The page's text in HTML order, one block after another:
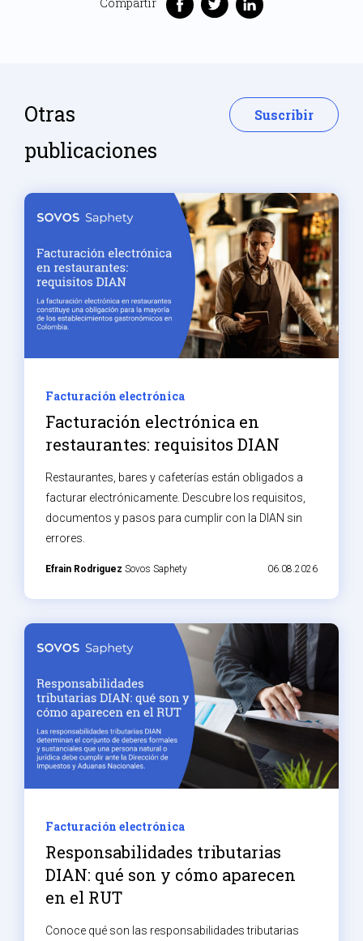
Otras
publicaciones
Suscribir
Facturación electrónica
Facturación electrónica en
restaurantes: requisitos DIAN
Restaurantes, bares y cafeterías están obligados a
facturar electrónicamente. Descubre los requisitos,
documentos y pasos para cumplir con la DIAN sin
errores.
Efrain Rodriguez Sovos Saphety 06.08.2026
Facturación electrónica
Responsabilidades tributarias
DIAN: qué son y cómo aparecen
en el RUT
Conoce qué son las responsabilidades tributarias